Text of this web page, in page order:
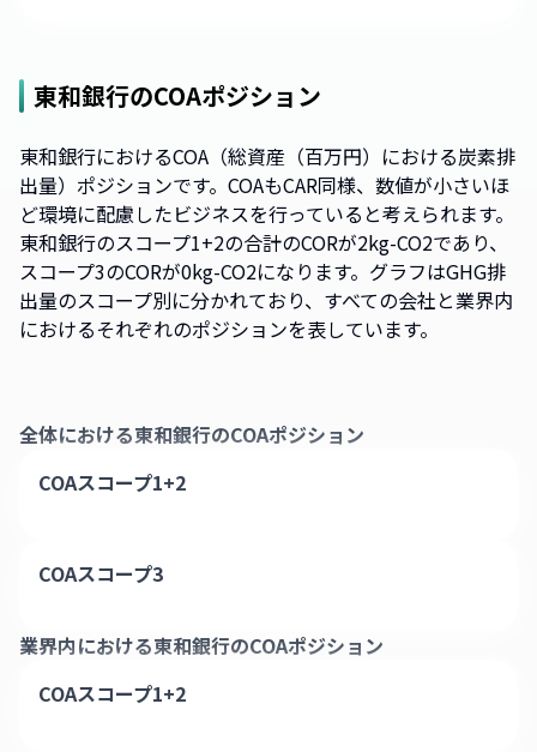
東和銀行のCOAポジション
東和銀行におけるCOA（総資産（百万円）における炭素排
出量）ポジションです。COAもCAR同様、数値が小さいほ
ど環境に配慮したビジネスを行っていると考えられます。
東和銀行のスコープ1+2の合計のCORが2kg-CO2であり、
スコープ3のCORが0kg-CO2になります。グラフはGHG排
出量のスコープ別に分かれており、すべての会社と業界内
におけるそれぞれのポジションを表しています。
全体における東和銀行のCOAポジション
COAスコープ1+2
COAスコープ3
業界内における東和銀行のCOAポジション
COAスコープ1+2